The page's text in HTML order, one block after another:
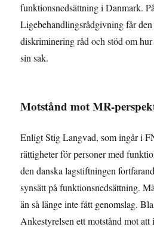
funktionsnedsättning i Danmark.
Ligebehandlingsrådgivning får
diskriminering råd och stöd om
sin sak.
Motstånd mot MR-
Enligt Stig Langvad, som ingår i
rättigheter för personer med
den danska lagstiftningen
synsätt på funktionsnedsättning.
än så länge inte fått genomslag.
Ankestyrelsen ett motstånd mot